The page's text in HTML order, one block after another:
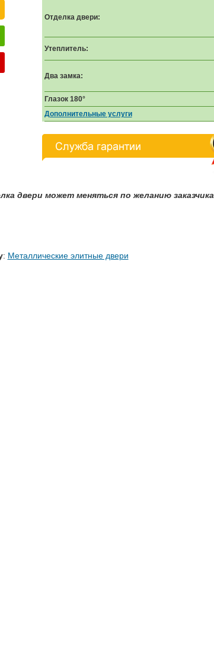
Отделка двери:
Утеплитель:
Два замка:
Глазок 180°
Дополнительные услуги
двери может меняться по желанию заказчика
: Металлические элитные двери